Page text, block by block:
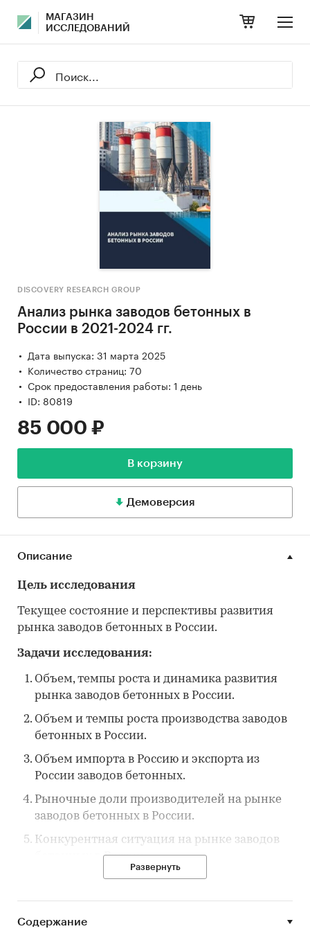
МАГАЗИН
ИССЛЕДОВАНИЙ
DISCOVERY RESEARCH GROUP
Анализ рынка заводов бетонных в
России в 2021-2024 гг.
Дата выпуска: 31 марта 2025
Количество страниц: 70
Срок предоставления работы: 1 день
ID: 80819
85 000 ₽
В корзину
Демоверсия
Описание
Цель исследования
Текущее состояние и перспективы развития
рынка заводов бетонных в России.
Задачи исследования:
Объем, темпы роста и динамика развития
рынка заводов бетонных в России.
Объем и темпы роста производства заводов
бетонных в России.
Объем импорта в Россию и экспорта из
России заводов бетонных.
Рыночные доли производителей на рынке
заводов бетонных в России.
Конкурентная ситуация на рынке заводов
бетонных в России.
Основные события, тенденции и
Развернуть
Содержание